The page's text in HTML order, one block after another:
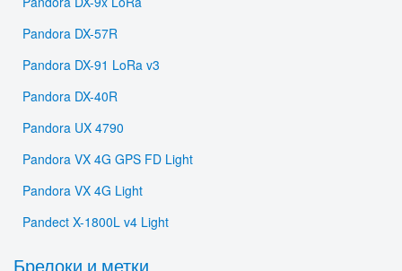
Pandora DX-57R
Pandora DX-91 LoRa v3
Pandora DX-40R
Pandora UX 4790
Pandora VX 4G GPS FD Light
Pandora VX 4G Light
Pandect X-1800L v4 Light
Брелоки и метки